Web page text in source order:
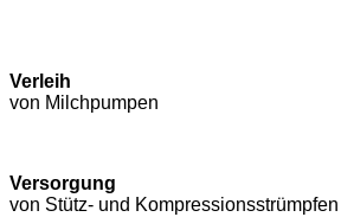
Verleih
von Milchpumpen
Versorgung
von Stütz- und Kompressions­strümpfen